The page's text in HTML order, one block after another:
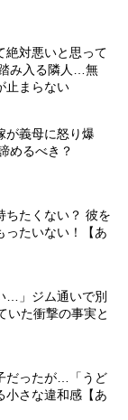
絶対悪いと思って
み入る隣人…無
止まらない
が義母に怒り爆
めるべき？
ちたくない？ 彼を
ったいない！【あ
…」ジム通いで別
いた衝撃の事実と
だったが…「うど
小さな違和感【あ